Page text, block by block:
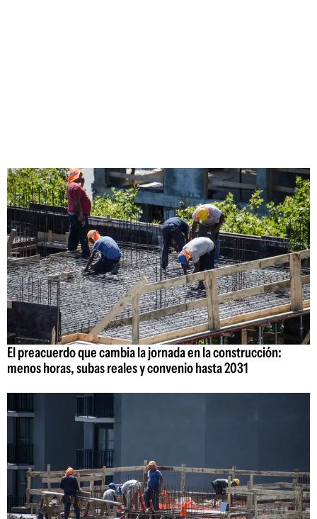
El preacuerdo que cambia la jornada en la construcción:
menos horas, subas reales y convenio hasta 2031